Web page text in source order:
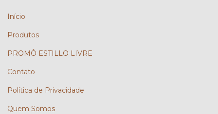
Início
Produtos
PROMÔ ESTILLO LIVRE
Contato
Política de Privacidade
Quem Somos